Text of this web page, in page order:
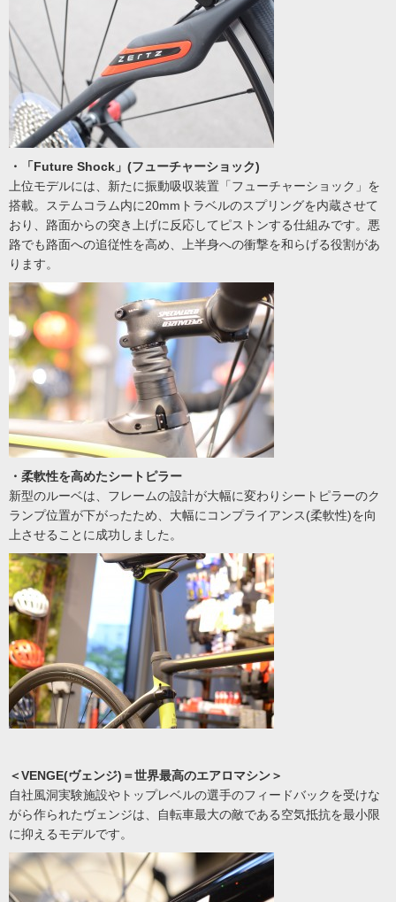
・「Future Shock」(フューチャーショック)
上位モデルには、新たに振動吸収装置「フューチャーショック」を
搭載。ステムコラム内に20mmトラベルのスプリングを内蔵させて
おり、路面からの突き上げに反応してピストンする仕組みです。悪
路でも路面への追従性を高め、上半身への衝撃を和らげる役割があ
ります。
・柔軟性を高めたシートピラー
新型のルーベは、フレームの設計が大幅に変わりシートピラーのク
ランプ位置が下がったため、大幅にコンプライアンス(柔軟性)を向
上させることに成功しました。
＜VENGE(ヴェンジ)＝世界最高のエアロマシン＞
自社風洞実験施設やトップレベルの選手のフィードバックを受けな
がら作られたヴェンジは、自転車最大の敵である空気抵抗を最小限
に抑えるモデルです。